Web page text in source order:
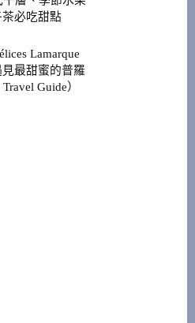
必吃甜點
Lamarque
最甜蜜的普羅
Guide）